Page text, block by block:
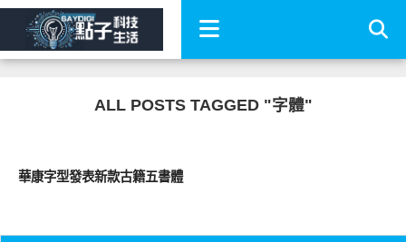
ALL POSTS TAGGED "字體"
華康字型發表新款古籍五書體